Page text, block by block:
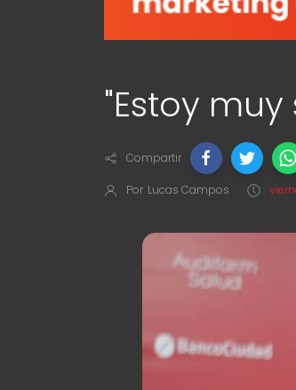
"Estoy
Compartir
Por Lucas Campos